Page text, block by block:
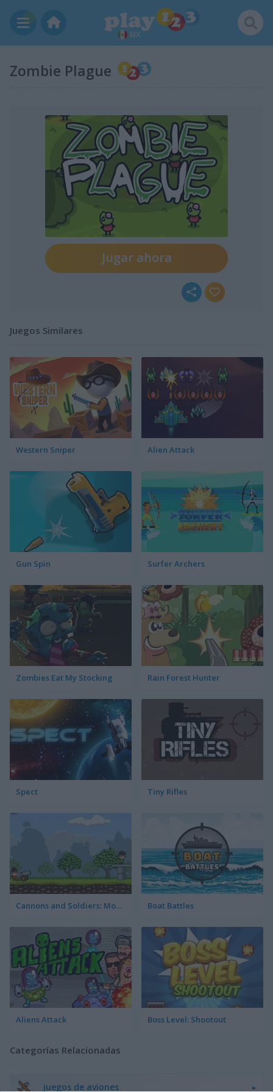
MX
Zombie Plague
Jugar ahora
Juegos Similares
Western Sniper Alien Attack
Gun Spin Surfer Archers
Zombies Eat My Stocking Rain Forest Hunter
Spect Tiny Rifles
Cannons and Soldiers: Mountain Offense Boat Battles
Aliens Attack Boss Level: Shootout
Categorías Relacionadas
juegos de aviones